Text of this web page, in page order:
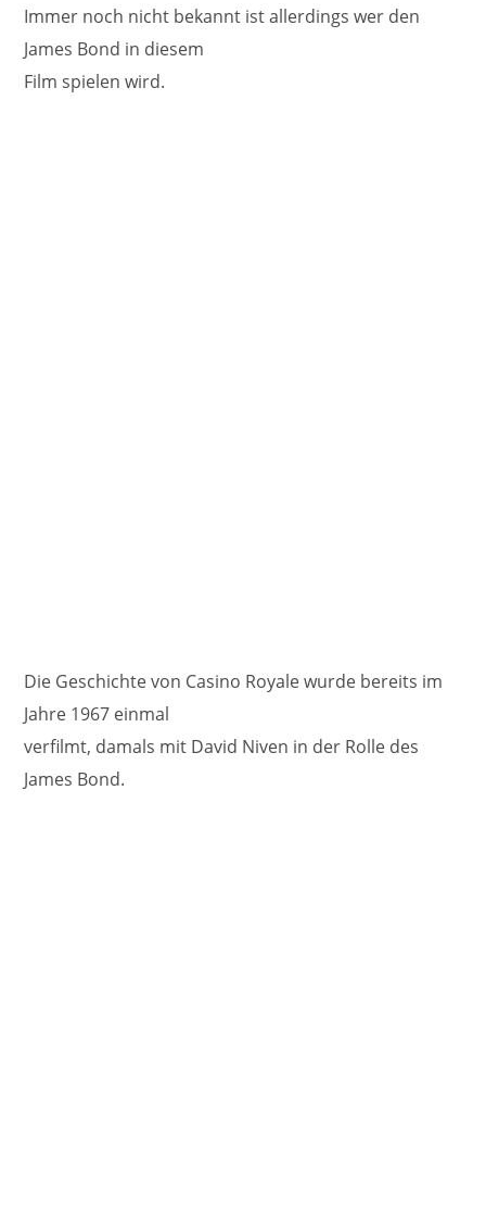
Immer noch nicht bekannt ist allerdings wer den
James Bond in diesem
Film spielen wird.
Die Geschichte von Casino Royale wurde bereits im
Jahre 1967 einmal
verfilmt, damals mit David Niven in der Rolle des
James Bond.